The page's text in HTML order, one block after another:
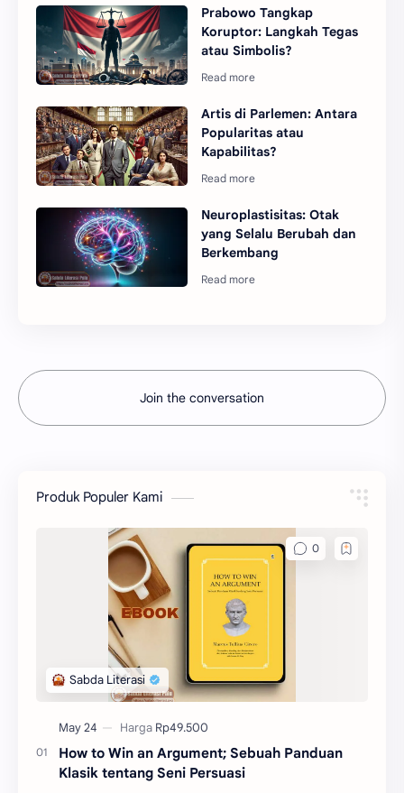
Prabowo Tangkap
Koruptor: Langkah Tegas
atau Simbolis?
Artis di Parlemen: Antara
Popularitas atau
Kapabilitas?
Neuroplastisitas: Otak
yang Selalu Berubah dan
Berkembang
Join the conversation
Produk Populer Kami
How to Win an Argument; Sebuah Panduan
Klasik tentang Seni Persuasi